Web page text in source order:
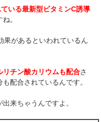
いる最新型ビタミンC誘導
。
果があるといわれているん
リチン酸カリウムも配合さ
配合されているんです。
来ちゃうんですよ。